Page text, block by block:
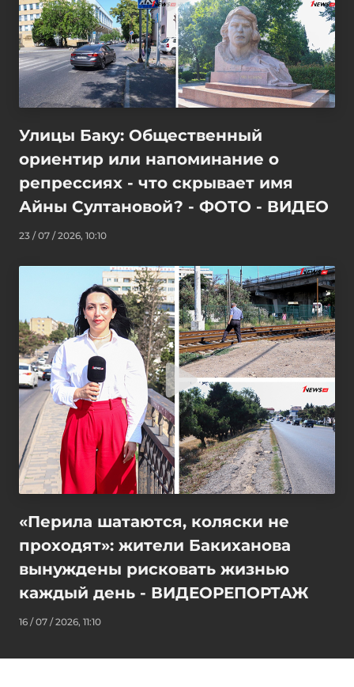
Улицы Баку: Общественный
ориентир или напоминание о
репрессиях - что скрывает имя
Айны Султановой? - ФОТО - ВИДЕО
23 / 07 / 2026, 10:10
«Перила шатаются, коляски не
проходят»: жители Бакиханова
вынуждены рисковать жизнью
каждый день - ВИДЕОРЕПОРТАЖ
16 / 07 / 2026, 11:10